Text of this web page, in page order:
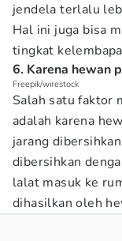
jendela terlalu
Hal ini juga bisa
tingkat
6. Karena hewan
Freepik/wirestock
Salah satu faktor
adalah karena
jarang
dibersihkan
lalat masuk ke
dihasilkan oleh